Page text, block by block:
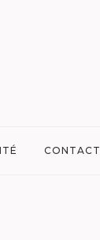
CONTACT